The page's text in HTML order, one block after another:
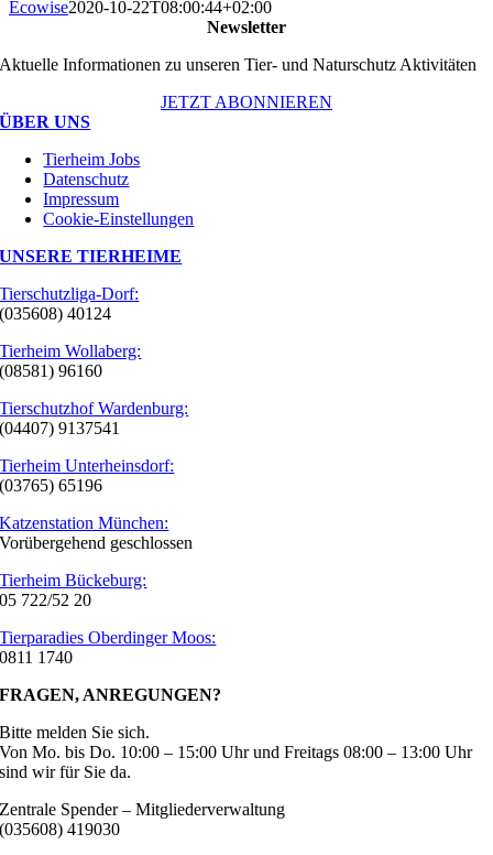
Ecowise2020-10-22T08:00:44+02:00
Newsletter
Aktuelle Informationen zu unseren Tier- und Naturschutz Aktivitäten
JETZT ABONNIEREN
ÜBER UNS
Tierheim Jobs
Datenschutz
Impressum
Cookie-Einstellungen
UNSERE TIERHEIME
Tierschutzliga-Dorf:
(035608) 40124
Tierheim Wollaberg:
(08581) 96160
Tierschutzhof Wardenburg:
(04407) 9137541
Tierheim Unterheinsdorf:
(03765) 65196
Katzenstation München:
Vorübergehend geschlossen
Tierheim Bückeburg:
05 722/52 20
Tierparadies Oberdinger Moos:
0811 1740
FRAGEN, ANREGUNGEN?
Bitte melden Sie sich.
Von Mo. bis Do. 10:00 – 15:00 Uhr und Freitags 08:00 – 13:00 Uhr
sind wir für Sie da.
Zentrale Spender – Mitgliederverwaltung
(035608) 419030